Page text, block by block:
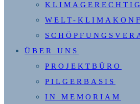
WELT-
ÜBER UNS
PROJEKTBÜRO
PILGERBASIS
IN MEMORIAM